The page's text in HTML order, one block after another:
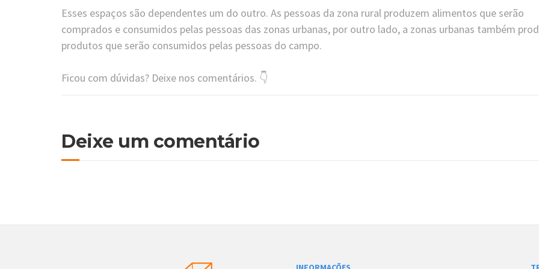
Esses espaços são dependentes um do outro. As pessoas da zona rural produzem alimentos que serão
comprados e consumidos pelas pessoas das zonas urbanas, por outro lado, a zonas urbanas também
produtos que serão consumidos pelas pessoas do campo.
Ficou com dúvidas? Deixe nos comentários. 👇
Deixe um comentário